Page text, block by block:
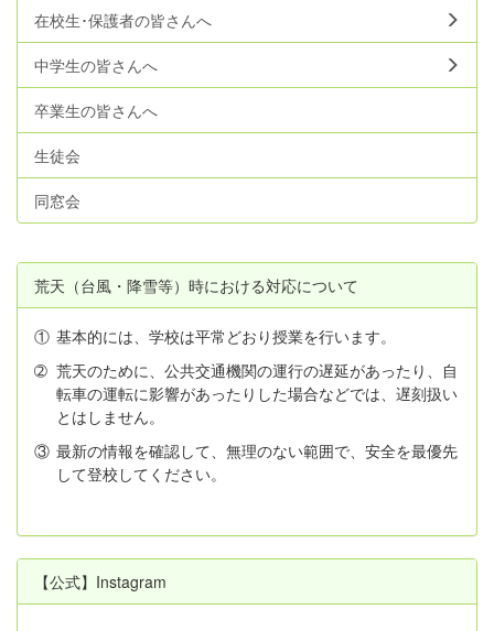
在校生･保護者の皆さんへ
中学生の皆さんへ
卒業生の皆さんへ
生徒会
同窓会
荒天（台風・降雪等）時における対応について
① 基本的には、学校は平常どおり授業を行います。
➁ 荒天のために、公共交通機関の運行の遅延があったり、自
転車の運転に影響があったりした場合などでは、遅刻扱い
とはしません。
③ 最新の情報を確認して、無理のない範囲で、安全を最優先
して登校してください。
【公式】Instagram